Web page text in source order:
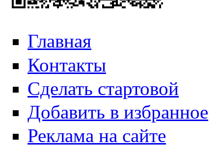
Главная
Контакты
Сделать стартовой
Добавить в избранное
Реклама на сайте